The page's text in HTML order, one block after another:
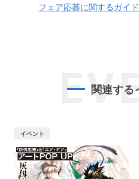
フェア応募に関するガイ
関連する
イベント